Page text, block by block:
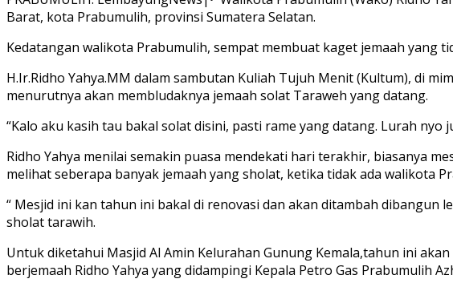
Barat, kota Prabumulih, provinsi Sumatera Selatan.
Kedatangan walikota Prabumulih, sempat membuat kaget jemaah
H.Ir.Ridho Yahya.MM dalam sambutan Kuliah Tujuh Menit (Kultum), di
menurutnya akan membludaknya jemaah solat Taraweh yang datang.
“Kalo aku kasih tau bakal solat disini, pasti rame yang datang. Lurah
Ridho Yahya menilai semakin puasa mendekati hari terakhir, biasanya
melihat seberapa banyak jemaah yang sholat, ketika tidak ada walikota
“ Mesjid ini kan tahun ini bakal di renovasi dan akan ditambah dibangun
sholat tarawih.
Untuk diketahui Masjid Al Amin Kelurahan Gunung Kemala,tahun ini
berjemaah Ridho Yahya yang didampingi Kepala Petro Gas Prabumulih